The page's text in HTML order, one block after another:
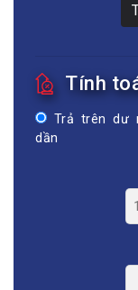
Tính
Trả trên dư
dần